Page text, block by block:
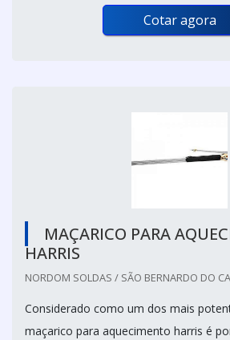
Cotar agora
MAÇARICO PARA
HARRIS
NORDOM SOLDAS / SÃO BERNARDO DO
Considerado como um dos mais
maçarico para aquecimento harris é